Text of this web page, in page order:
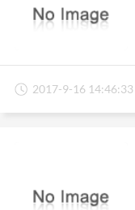
2017-9-16 14:46:33